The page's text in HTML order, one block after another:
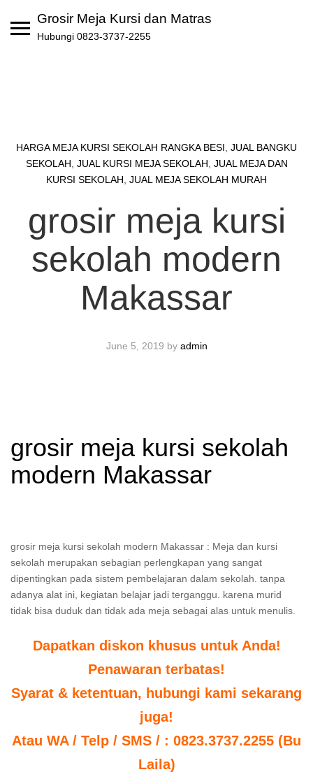
Grosir Meja Kursi dan Matras
Hubungi 0823-3737-2255
HARGA MEJA KURSI SEKOLAH RANGKA BESI JUAL BANGKU
SEKOLAH JUAL KURSI MEJA SEKOLAH JUAL MEJA DAN
KURSI SEKOLAH JUAL MEJA SEKOLAH MURAH
grosir meja kursi
sekolah modern
Makassar
June 5, 2019 by admin
grosir meja kursi sekolah
modern Makassar
grosir meja kursi sekolah modern Makassar : Meja dan kursi
sekolah merupakan sebagian perlengkapan yang sangat
dipentingkan pada sistem pembelajaran dalam sekolah. tanpa
adanya alat ini, kegiatan belajar jadi terganggu. karena murid
tidak bisa duduk dan tidak ada meja sebagai alas untuk menulis.
Dapatkan diskon khusus untuk Anda!
Penawaran terbatas!
Syarat & ketentuan, hubungi kami sekarang
juga!
Atau WA / Telp / SMS / : 0823.3737.2255 (Bu
Laila)